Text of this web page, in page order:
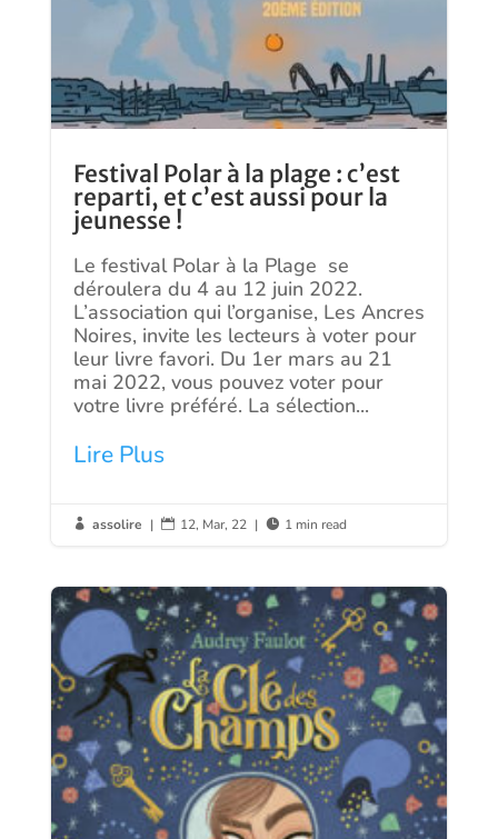
Festival Polar à la plage : c’est
reparti, et c’est aussi pour la
jeunesse !
Le festival Polar à la Plage se
déroulera du 4 au 12 juin 2022.
L’association qui l’organise, Les Ancres
Noires, invite les lecteurs à voter pour
leur livre favori. Du 1er mars au 21
mai 2022, vous pouvez voter pour
votre livre préféré. La sélection...
Lire Plus
 assolire |  12, Mar, 22 |  1 min read